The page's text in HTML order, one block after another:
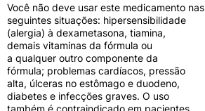
Você não deve usar este medicamento nas
seguintes situações: hipersensibilidade
(alergia) à dexametasona, tiamina,
demais vitaminas da fórmula ou
a qualquer outro componente da
fórmula; problemas cardíacos, pressão
alta, úlceras no estômago e duodeno,
diabetes e infecções graves. O uso
também é contraindicado em pacientes